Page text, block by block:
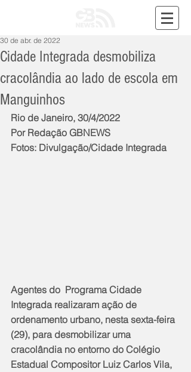
Cidade Integrada desmobiliza
cracolândia ao lado de escola em
Manguinhos
30 de abr. de 2022
Rio de Janeiro, 30/4/2022
Por Redação GBNEWS
Fotos: Divulgação/Cidade Integrada
Agentes do  Programa Cidade
Integrada realizaram ação de
ordenamento urbano, nesta sexta-feira
(29), para desmobilizar uma
cracolândia no entorno do Colégio
Estadual Compositor Luiz Carlos Vila,